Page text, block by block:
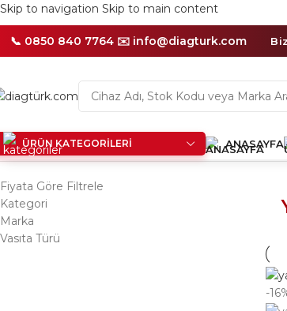
Skip to navigation Skip to main content
📞 0850 840 7764 ✉️ info@diagturk.com
1
ÜRÜN KATEGORILERI ANASAYFA
Ana Sayfa/Ürünler “Yamaha MT-07 kablosu”
Fiyata Göre Filtrele
Kategori
Marka
Vasıta Türü
-